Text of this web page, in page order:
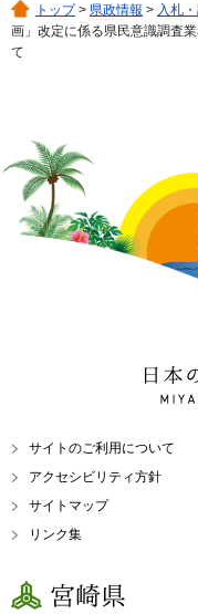
トップ> 県政情報 > 入札
画」改定に係る県民意識調査
て
日本の
サイトのご利用について
アクセシビリティ方針
サイトマップ
リンク集
宮崎県